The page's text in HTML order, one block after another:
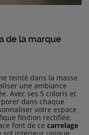
de la marque
teinté dans la masse
une ambiance
Avec ses 5 coloris et
dans chaque
votre espace
finition rectifiée,
font de ce carrelage